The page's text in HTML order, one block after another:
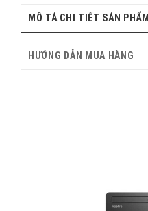
MÔ TẢ CHI TIẾT SẢN PHẨM
HƯỚNG DẪN MUA HÀNG